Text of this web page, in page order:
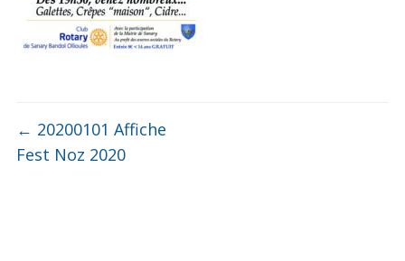
← 20200101 Affiche
Fest Noz 2020